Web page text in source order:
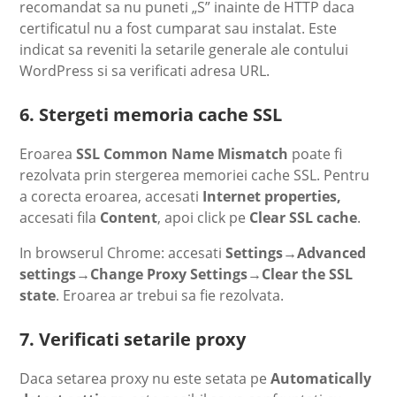
recomandat sa nu puneti „S” inainte de HTTP daca
certificatul nu a fost cumparat sau instalat. Este
indicat sa reveniti la setarile generale ale contului
WordPress si sa verificati adresa URL.
6. Stergeti memoria cache SSL
EroareaSSL Common Name Mismatch poate fi
rezolvata prin stergerea memoriei cache SSL. Pentru
a corecta eroarea, accesati Internet properties,
accesati fila Content, apoi click pe Clear SSL cache.
In browserul Chrome: accesatiSettings→Advanced
settings→Change Proxy Settings→Clear the SSL
state. Eroarea ar trebui sa fie rezolvata.
7. Verificati setarile proxy
Daca setarea proxy nu este setata pe Automatically